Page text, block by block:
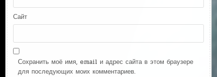
Сайт
Сохранить моё имя, email и адрес сайта в этом браузере
для последующих моих комментариев.